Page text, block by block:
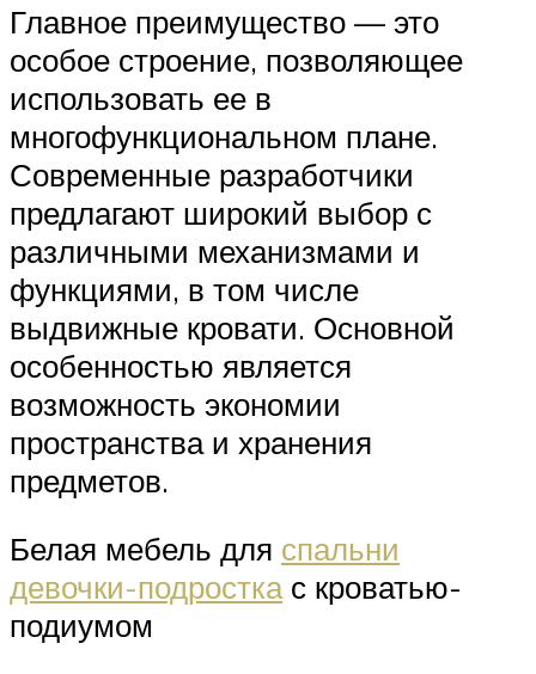
Главное преимущество — это
особое строение, позволяющее
использовать ее в
многофункциональном плане.
Современные разработчики
предлагают широкий выбор с
различными механизмами и
функциями, в том числе
выдвижные кровати. Основной
особенностью является
возможность экономии
пространства и хранения
предметов.
Белая мебель для спальни
девочки-подросткас кроватью-
подиумом